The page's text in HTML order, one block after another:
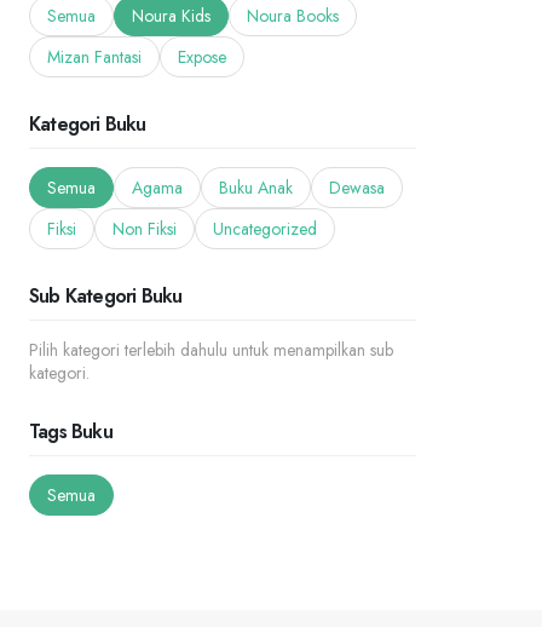
Semua Noura Kids
Noura Books
Mizan Fantasi
Expose
Kategori Buku
Semua Agama Buku Anak
Dewasa
Fiksi
Non Fiksi Uncategorized
Sub Kategori Buku
Pilih kategori terlebih dahulu untuk menampilkan sub
kategori.
Tags Buku
Semua